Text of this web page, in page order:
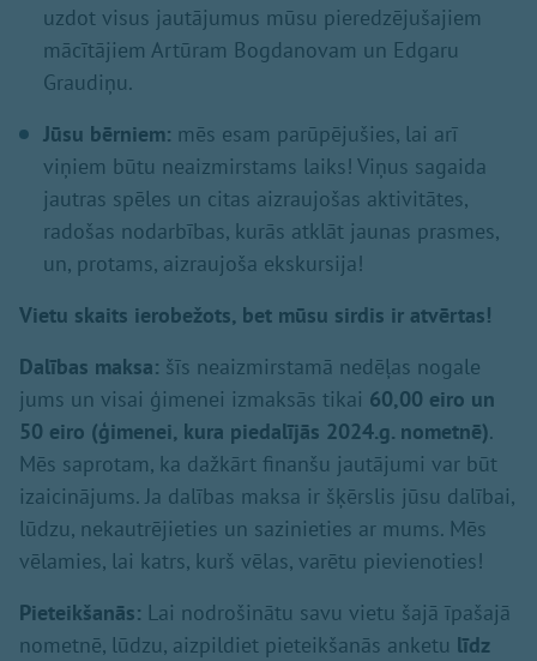
uzdot visus jautājumus mūsu pieredzējušajiem
mācītājiem Artūram Bogdanovam un Edgaru
Graudiņu.
Jūsu bērniem: mēs esam parūpējušies, lai arī
viņiem būtu neaizmirstams laiks! Viņus sagaida
jautras spēles un citas aizraujošas aktivitātes,
radošas nodarbības, kurās atklāt jaunas prasmes,
un, protams, aizraujoša ekskursija!
Vietu skaits ierobežots, bet mūsu sirdis ir atvērtas!
Dalības maksa: šīs neaizmirstamā nedēļas nogale
jums un visai ģimenei izmaksās tikai 60,00 eiro un
50 eiro (ģimenei, kura piedalījās 2024.g. nometnē).
Mēs saprotam, ka dažkārt finanšu jautājumi var būt
izaicinājums. Ja dalības maksa ir šķērslis jūsu dalībai,
lūdzu, nekautrējieties un sazinieties ar mums. Mēs
vēlamies, lai katrs, kurš vēlas, varētu pievienoties!
Pieteikšanās: Lai nodrošinātu savu vietu šajā īpašajā
nometnē, lūdzu, aizpildiet pieteikšanās anketu līdz